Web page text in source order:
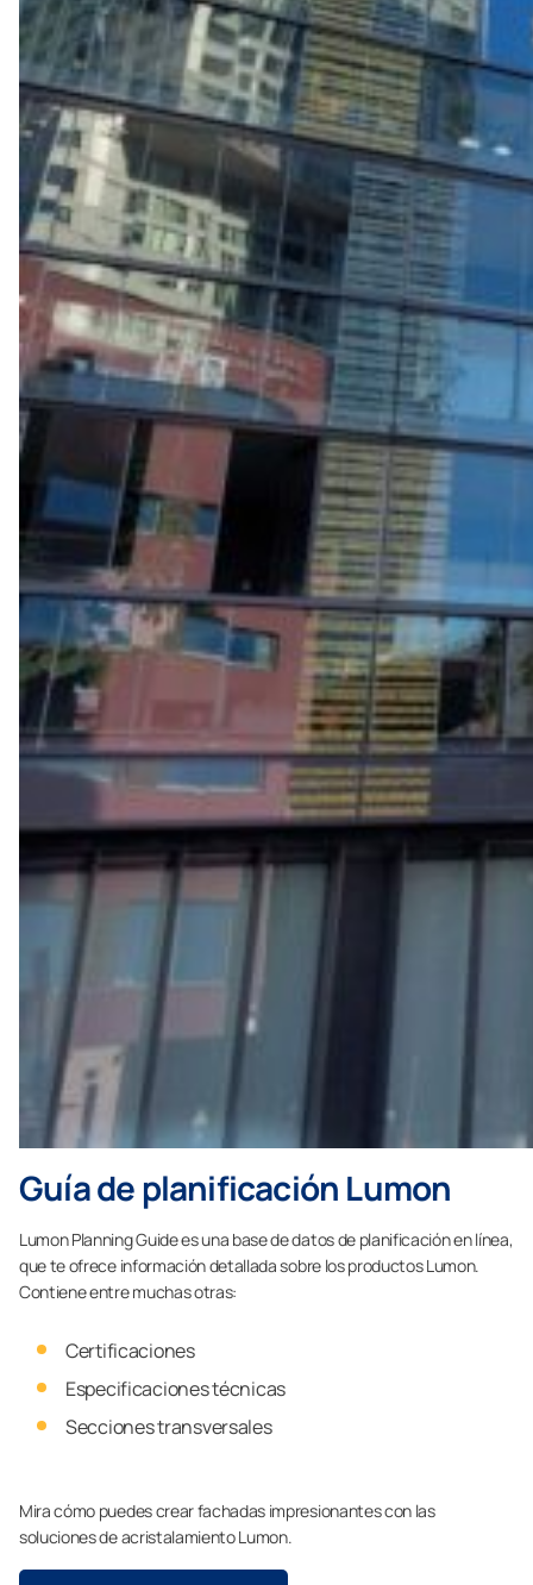
Guía de planificación Lumon
Lumon Planning Guide es una base de datos de planificación en línea,
que te ofrece información detallada sobre los productos Lumon.
Contiene entre muchas otras:
Certificaciones
Especificaciones técnicas
Secciones transversales
Mira cómo puedes crear fachadas impresionantes con las
soluciones de acristalamiento Lumon.